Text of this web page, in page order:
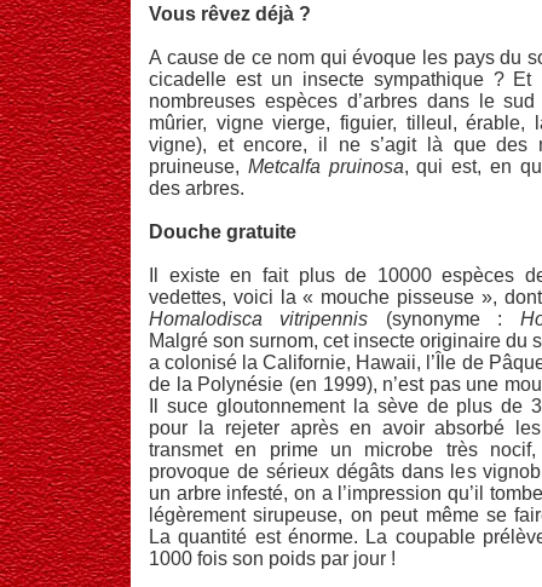
Vous rêvez déjà ?
A cause de ce nom qui évoque les pays du
cicadelle est un insecte sympathique ? Et
nombreuses espèces d’arbres dans le
mûrier, vigne vierge, figuier, tilleul, érable,
vigne), et encore, il ne s’agit là que des
pruineuse, Metcalfa pruinosa, qui est, en
des arbres.
Douche gratuite
Il existe en fait plus de 10000 espèces
vedettes, voici la « mouche pisseuse »,
Homalodisca vitripennis (synonyme :
Malgré son surnom, cet insecte originaire du
a colonisé la Californie, Hawaii, l’Île de
de la Polynésie (en 1999), n’est pas une
Il suce gloutonnement la sève de plus de
pour la rejeter après en avoir absorbé
transmet en prime un microbe très
provoque de sérieux dégâts dans les
un arbre infesté, on a l’impression qu’il
légèrement sirupeuse, on peut même se
La quantité est énorme. La coupable
1000 fois son poids par jour !